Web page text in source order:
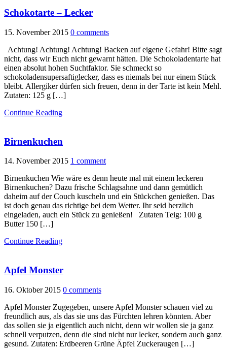
Schokotarte – Lecker
15. November 2015 0 comments
Achtung! Achtung! Achtung! Backen auf eigene Gefahr! Bitte sagt
nicht, dass wir Euch nicht gewarnt hätten. Die Schokoladentarte hat
einen absolut hohen Suchtfaktor. Sie schmeckt so
schokoladensupersaftiglecker, dass es niemals bei nur einem Stück
bleibt. Allergiker dürfen sich freuen, denn in der Tarte ist kein Mehl.
Zutaten: 125 g […]
Continue Reading
Birnenkuchen
14. November 2015 1 comment
Birnenkuchen Wie wäre es denn heute mal mit einem leckeren
Birnenkuchen? Dazu frische Schlagsahne und dann gemütlich
daheim auf der Couch kuscheln und ein Stückchen genießen. Das
ist doch genau das richtige bei dem Wetter. Ihr seid herzlich
eingeladen, auch ein Stück zu genießen! Zutaten Teig: 100 g
Butter 150 […]
Continue Reading
Apfel Monster
16. Oktober 2015 0 comments
Apfel Monster Zugegeben, unsere Apfel Monster schauen viel zu
freundlich aus, als das sie uns das Fürchten lehren könnten. Aber
das sollen sie ja eigentlich auch nicht, denn wir wollen sie ja ganz
schnell verputzen, denn die sind nicht nur lecker, sondern auch ganz
gesund. Zutaten: Erdbeeren Grüne Äpfel Zuckeraugen […]